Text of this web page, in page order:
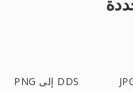
PNG إلى DDS